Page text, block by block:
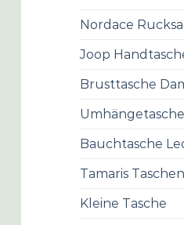
Nordace
Joop
Brusttasche
Bauchtasche
Tamaris Taschen
Kleine Tasche